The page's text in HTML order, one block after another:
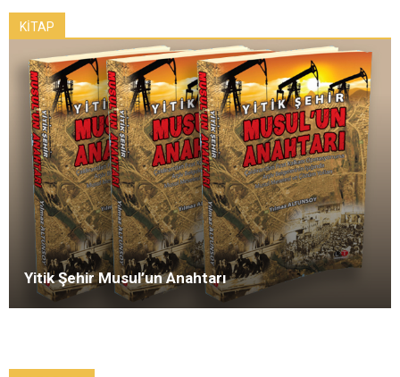
KİTAP
Yitik Şehir Musul’un Anahtarı